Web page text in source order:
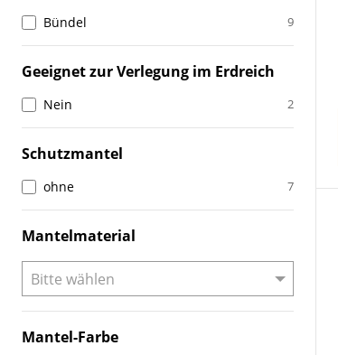
Bündel 9
Geeignet zur Verlegung im Erdreich
Nein 2
Schutzmantel
ohne 7
Mantelmaterial
Mantel-Farbe